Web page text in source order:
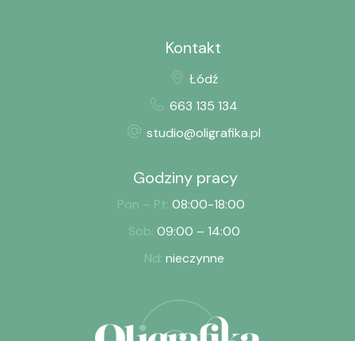
Kontakt
Łódź
663 135 134
studio@oligrafika.pl
Godziny pracy
Pon – Pt: 08:00-18:00
Sob: 09:00 – 14:00
Nd: nieczynne